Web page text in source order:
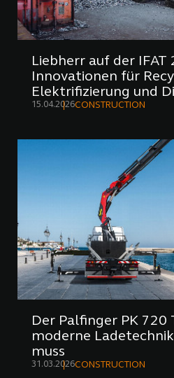
Liebherr auf der IFAT
Innovationen für
Elektrifizierung und
15.04.2026CONSTRUCTION
Der Palfinger PK 720
moderne
muss
31.03.2026CONSTRUCTION